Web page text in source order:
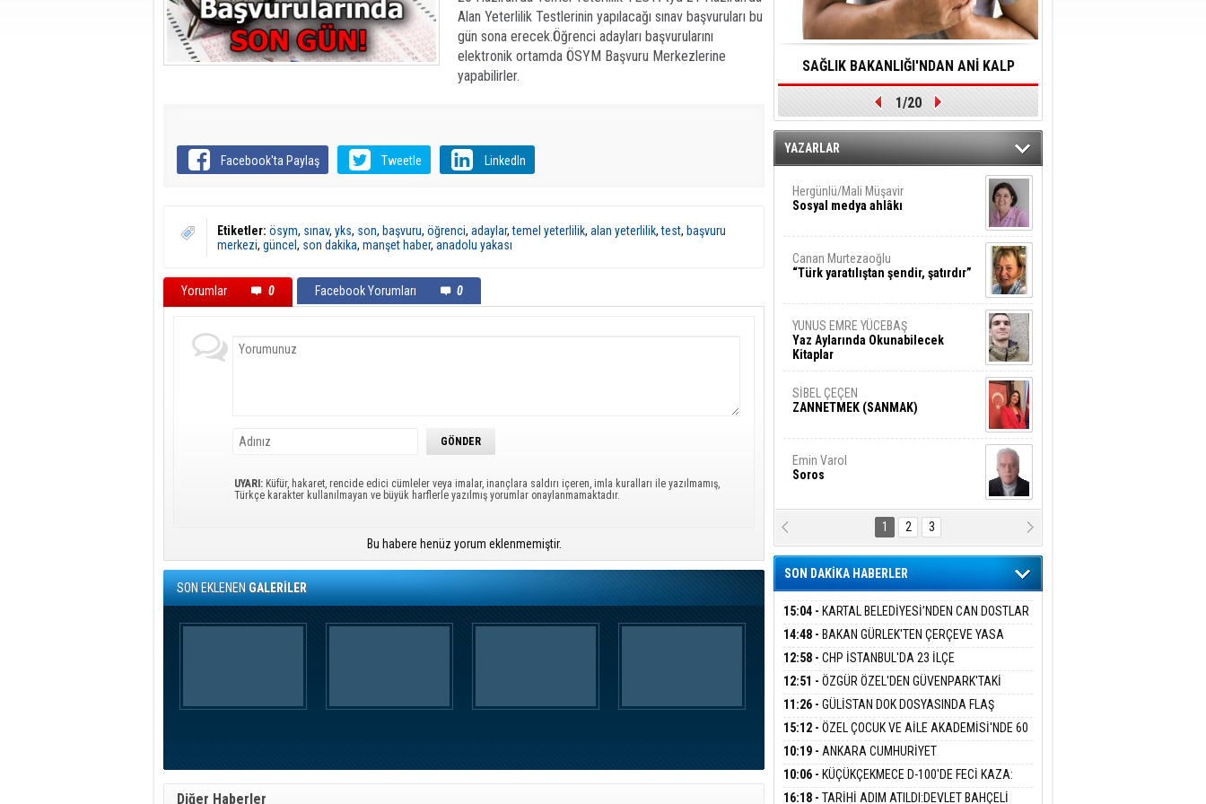
Alan Yeterlilik Testlerinin yapılacağı sınav başvuruları bu
gün sona erecek.Öğrenci adayları başvurularını
elektronik ortamda ÖSYM Başvuru Merkezlerine
yapabilirler.
Facebook'ta Paylaş Tweetle LinkedIn
Etiketler: ösym, sınav, yks, son, başvuru, öğrenci, adaylar,temel yeterlilik, alan yeterlilik,test, başvuru
merkezi, güncel , son dakika, manşet haber, anadolu yakası
Yorumlar 0 Facebook Yorumları 0
UYARI: Küfür, hakaret, rencide edici cümleler veya imalar, inançlara saldırı içeren, imla kuralları ile yazılmamış,
Türkçe karakter kullanılmayan ve büyük harflerle yazılmış yorumlar onaylanmamaktadır.
Bu habere henüz yorum eklenmemiştir.
SON EKLENENGALERİLER
Diğer Haberler
SAĞLIK BAKANLIĞI'NDAN ANİ KALP
DURMALARINA HIZLI MÜDAHALE
EDİLMESİNE YÖNELİK ÖNLENMESİ İÇİN
ÖNEMLİ ADIM
1/20
YAZARLAR
Hergünlü/Mali Müşavir
Sosyal medya ahlâkı
Canan Murtezaoğlu
“Türk yaratılıştan şendir, şatırdır”
YUNUS EMRE YÜCEBAŞ
Yaz Aylarında Okunabilecek
Kitaplar
SİBEL ÇEÇEN
ZANNETMEK (SANMAK)
Emin Varol
Soros
Karanlık DNA Kuşaklararası
Şiddetin Biyolojik Faturası
Şiyar Adıyaman
Ben Bu Sahaya Sığmazam
Hasan Ali Çölük
Bir Satırın İçindeki İnsan
Ezgi Kılıç
SİVAS: ATEŞE ATILAN VİCDAN
BARIŞ BAŞARSLAN
1 2 3
SON DAKİKA HABERLER
15:04 - KARTAL BELEDİYESİ’NDEN CAN DOSTLAR
İÇİN DEV YATIRIM!
14:48 - BAKAN GÜRLEK'TEN ÇERÇEVE YASA
AÇIKLAMASI:''KIRMIZI ÇİZGİMİZ ŞEHİT AİLELERİ
VE GAZİLERİMİZİN HASSASİYETİDİR''
12:58 - CHP İSTANBUL'DA 23 İLÇE
BAŞKANLIĞI'NDA ATAMALAR GERÇEKLEŞTİ
12:51 - ÖZGÜR ÖZEL'DEN GÜVENPARK'TAKİ
GAZİLERE DESTEK:''SONUÇ ALANA KADAR
ARKANIZDAYIZ''
11:26 - GÜLİSTAN DOK DOSYASINDA FLAŞ
GELİŞME: 2 DALGIÇ DELİL KARARTMA
SUÇLAMASIYLA TUTUTKLANDI
15:12 - ÖZEL ÇOCUK VE AİLE AKADEMİSİ'NDE 60
ÇOCUĞA HİZMET VERİLDİ
10:19 - ANKARA CUMHURİYET
BAŞSAVCILIĞINDAN ÖZGÜR ÖZEL VE VELİ
AĞBABA HAKKINDA FEZLEKE
10:06 - KÜÇÜKÇEKMECE D-100'DE FECİ KAZA:
OTOMOBİL İETT OTOBÜSÜNE ÇARPTI 3 KİŞİ
16:18 - TARİHİ ADIM ATILDI:DEVLET BAHÇELİ